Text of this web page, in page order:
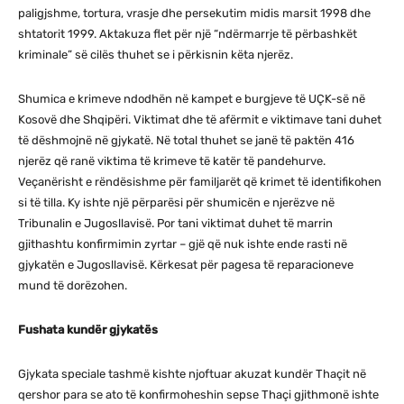
paligjshme, tortura, vrasje dhe persekutim midis marsit 1998 dhe
shtatorit 1999. Aktakuza flet për një “ndërmarrje të përbashkët
kriminale” së cilës thuhet se i përkisnin këta njerëz.
Shumica e krimeve ndodhën në kampet e burgjeve të UÇK-së në
Kosovë dhe Shqipëri. Viktimat dhe të afërmit e viktimave tani duhet
të dëshmojnë në gjykatë. Në total thuhet se janë të paktën 416
njerëz që ranë viktima të krimeve të katër të pandehurve.
Veçanërisht e rëndësishme për familjarët që krimet të identifikohen
si të tilla. Ky ishte një përparësi për shumicën e njerëzve në
Tribunalin e Jugosllavisë. Por tani viktimat duhet të marrin
gjithashtu konfirmimin zyrtar – gjë që nuk ishte ende rasti në
gjykatën e Jugosllavisë. Kërkesat për pagesa të reparacioneve
mund të dorëzohen.
Fushata kundër gjykatës
Gjykata speciale tashmë kishte njoftuar akuzat kundër Thaçit në
qershor para se ato të konfirmoheshin sepse Thaçi gjithmonë ishte